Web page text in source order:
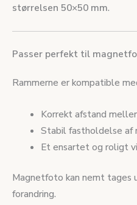
størrelsen 50×50 mm.
Passer perfekt til
Rammerne er kompatible
Korrekt afstand
Stabil fastholdelse af
Et ensartet og roligt
Magnetfoto kan nemt tages
forandring.